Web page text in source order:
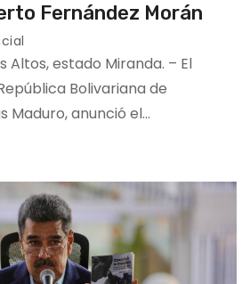
Fernández Morán
Altos, estado Miranda. – El
Bolivariana de
Maduro, anunció el…